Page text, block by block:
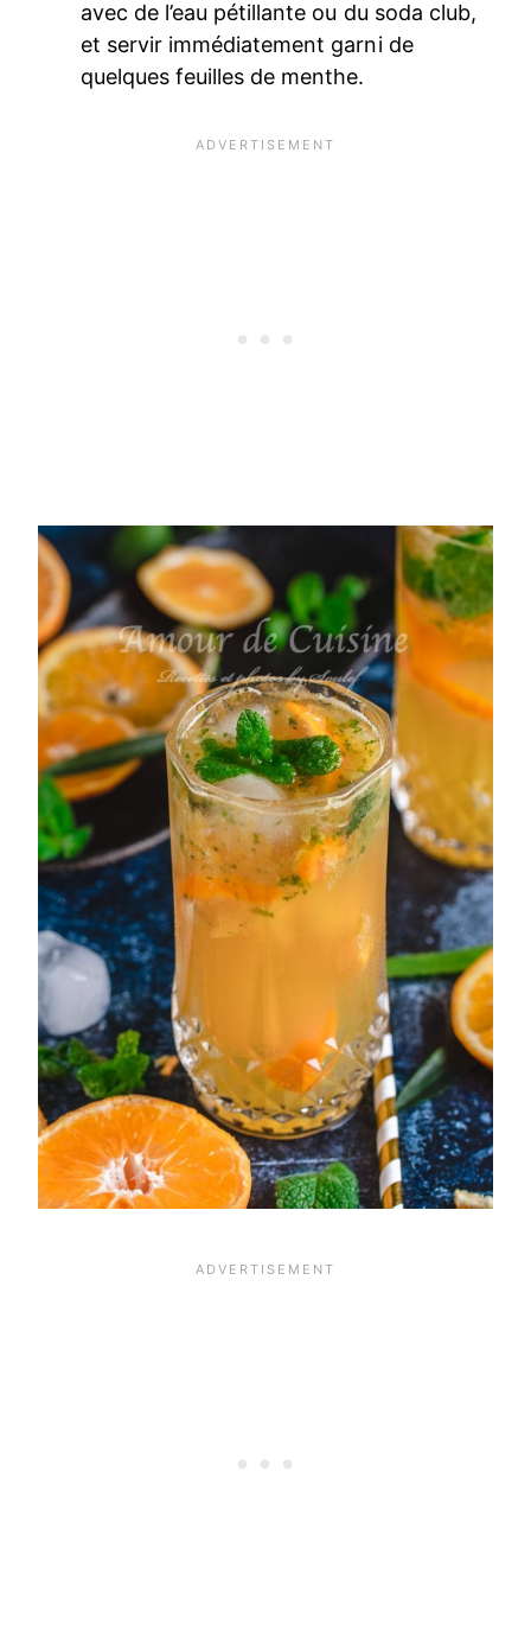
avec de l’eau pétillante ou du soda club,
et servir immédiatement garni de
quelques feuilles de menthe.